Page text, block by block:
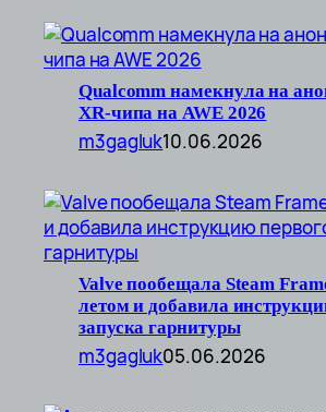
Qualcomm намекнула на
XR-чипа на AWE 2026
m3gagluk10.06.2026
Valve пообещала Steam
летом и добавила
запуска гарнитуры
m3gagluk05.06.2026